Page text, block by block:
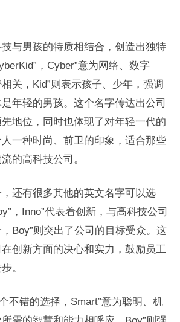
与男孩的特质相结合，创造出独特
，Cyber”意为网络、数字
关，Kid”则表示孩子、少年，强调
年轻的男孩。这个名字传达出公司
地位，同时也体现了对年轻一代的
一种时尚、前卫的印象，适合那些
的高科技公司。
还有很多其他的英文名字可以选
，Inno”代表着创新，与高科技公司
Boy”则突出了公司的目标受众。这
创新方面的决心和实力，鼓励员工
。
不错的选择，Smart”意为聪明、机